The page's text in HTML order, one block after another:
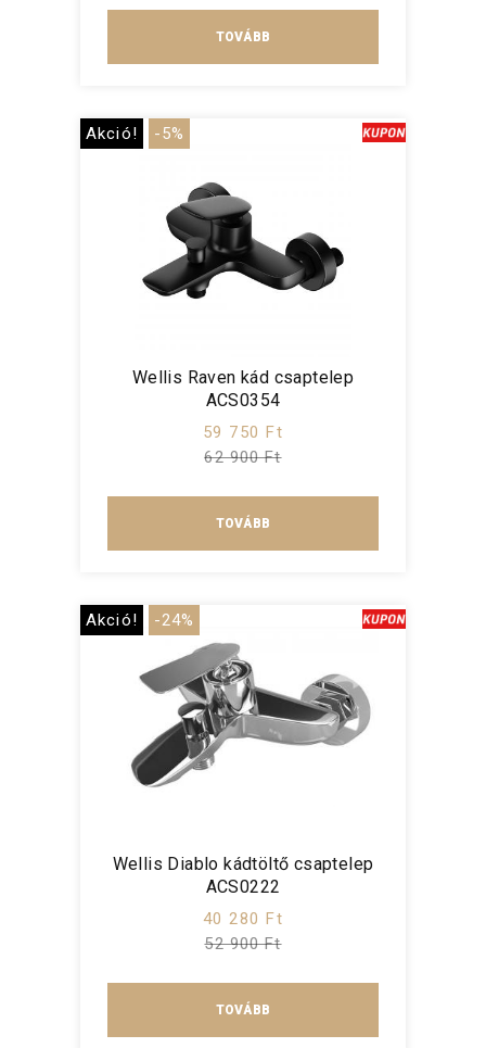
TOVÁBB
Akció! -5%
Wellis Raven kád csaptelep
ACS0354
59 750 Ft
62 900 Ft
TOVÁBB
Akció! -24%
Wellis Diablo kádtöltő csaptelep
ACS0222
40 280 Ft
52 900 Ft
TOVÁBB